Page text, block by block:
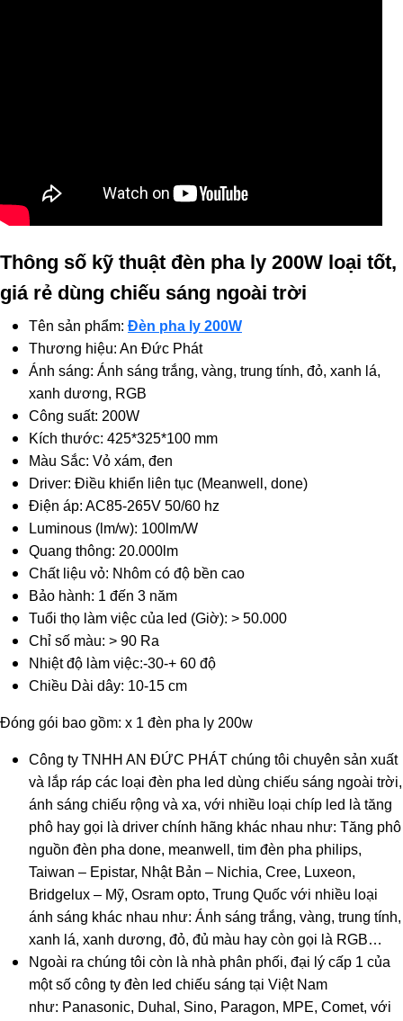
Thông số kỹ thuật đèn pha ly 200W loại tốt,
giá rẻ dùng chiếu sáng ngoài trời
Tên sản phẩm: Đèn pha ly 200W
Thương hiệu: An Đức Phát
Ánh sáng: Ánh sáng trắng, vàng, trung tính, đỏ, xanh lá,
xanh dương, RGB
Công suất: 200W
Kích thước: 425*325*100 mm
Màu Sắc: Vỏ xám, đen
Driver: Điều khiển liên tục (Meanwell, done)
Điện áp: AC85-265V 50/60 hz
Luminous (lm/w): 100lm/W
Quang thông: 20.000lm
Chất liệu vỏ: Nhôm có độ bền cao
Bảo hành: 1 đến 3 năm
Tuổi thọ làm việc của led (Giờ): > 50.000
Chỉ số màu: > 90 Ra
Nhiệt độ làm việc:-30-+ 60 độ
Chiều Dài dây: 10-15 cm
​Đóng gói bao gồm: x 1 đèn pha ly 200w
Công ty TNHH AN ĐỨC PHÁT chúng tôi chuyên sản xuất
và lắp ráp các loại đèn pha led dùng chiếu sáng ngoài trời,
ánh sáng chiếu rộng và xa, với nhiều loại chíp led là tăng
phô hay gọi là driver chính hãng khác nhau như: Tăng phô
nguồn đèn pha done, meanwell, tim đèn pha philips,
Taiwan – Epistar, Nhật Bản – Nichia, Cree, Luxeon,
Bridgelux – Mỹ, Osram opto, Trung Quốc với nhiều loại
ánh sáng khác nhau như: Ánh sáng trắng, vàng, trung tính,
xanh lá, xanh dương, đỏ, đủ màu hay còn gọi là RGB…
Ngoài ra chúng tôi còn là nhà phân phối, đại lý cấp 1 của
một số công ty đèn led chiếu sáng tại Việt Nam
như: Panasonic, Duhal, Sino, Paragon, MPE, Comet, với